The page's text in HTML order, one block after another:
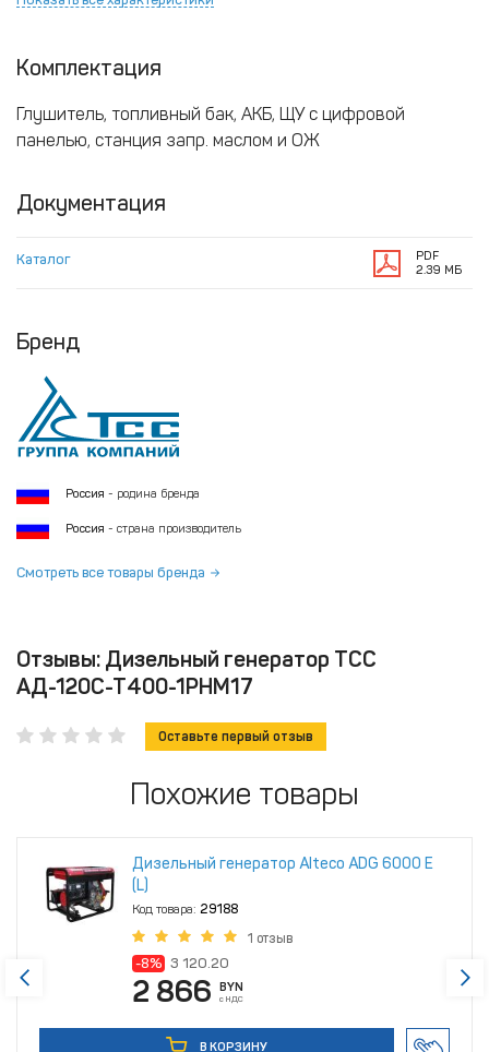
Комплектация
Глушитель, топливный бак, АКБ, ЩУ с цифровой
панелью, станция запр. маслом и ОЖ
Документация
Каталог
PDF
2.39 МБ
Бренд
Россия - родина бренда
Россия - страна производитель
Смотреть все товары бренда
Отзывы: Дизельный генератор ТСС
АД-120С-Т400-1РНМ17
Оставьте первый отзыв
Похожие товары
Дизельный генератор Alteco ADG 6000 Е
(L)
Код товара: 29188
1 отзыв
-8% 3 120.20
2 866 BYN
с НДС
В КОРЗИНУ